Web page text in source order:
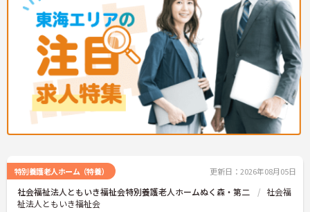
特別養護老人ホーム（特養） 更新日：2026年08月05日
社会福祉法人ともいき福祉会特別養護老人ホームぬく森・第二
社会福
祉法人ともいき福祉会